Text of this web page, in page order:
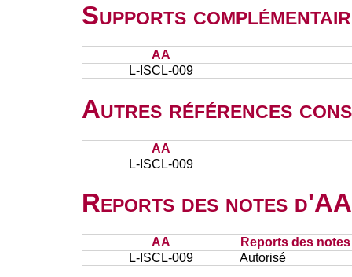
Supports
AA
L-ISCL-009
Autres références
AA
L-ISCL-009
Reports des notes
AA
Reports des
L-ISCL-009
Autorisé